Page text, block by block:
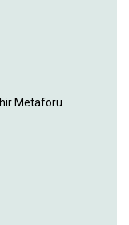
Metaforu